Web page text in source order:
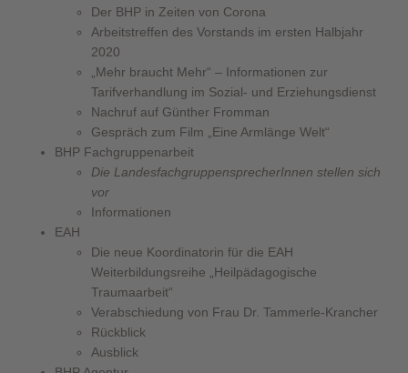
Der BHP in Zeiten von Corona
Arbeitstreffen des Vorstands im ersten Halbjahr
2020
„Mehr braucht Mehr“ – Informationen zur
Tarifverhandlung im Sozial- und Erziehungsdienst
Nachruf auf Günther Fromman
Gespräch zum Film „Eine Armlänge Welt“
BHP Fachgruppenarbeit
Die LandesfachgruppensprecherInnen stellen sich
vor
Informationen
EAH
Die neue Koordinatorin für die EAH
Weiterbildungsreihe „Heilpädagogische
Traumaarbeit“
Verabschiedung von Frau Dr. Tammerle-Krancher
Rückblick
Ausblick